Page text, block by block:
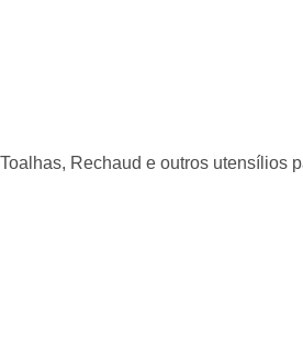
Rechaud e outros utensílios